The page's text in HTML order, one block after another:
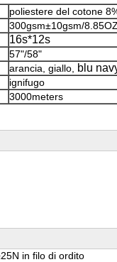
poliestere del cotone
300gsm±10gsm/8.85OZ
16s*12s
57"/58"
arancia, giallo, blu
ignifugo
3000meters
in filo di ordito